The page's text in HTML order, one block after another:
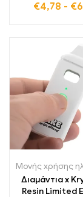
συνδυάζουν την
αισθήσεις
€4,78 - €
Διαμάντια x
Resin Limited